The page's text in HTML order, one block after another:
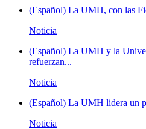
(Español) La UMH, con las
Noticia
(Español) La UMH y la
refuerzan...
Noticia
(Español) La UMH lidera un
Noticia